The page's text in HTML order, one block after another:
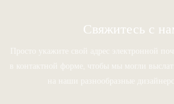
Свяжитесь с
Просто укажите свой адрес электронной
в контактной форме, чтобы мы могли
на наши разнообразные